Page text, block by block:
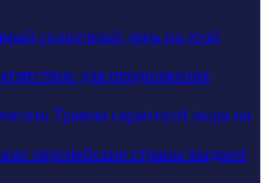
солнечный день на этой
для продолжения
Трампа гарантией мира на
европейские страны выдают